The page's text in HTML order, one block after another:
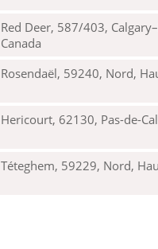
Red Deer, 587/403,
Canada
Rosendaël, 59240, Nord,
Hericourt, 62130, Pas-de-
Téteghem, 59229, Nord,